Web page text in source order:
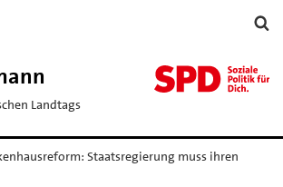
Landtags
Staatsregierung muss ihren